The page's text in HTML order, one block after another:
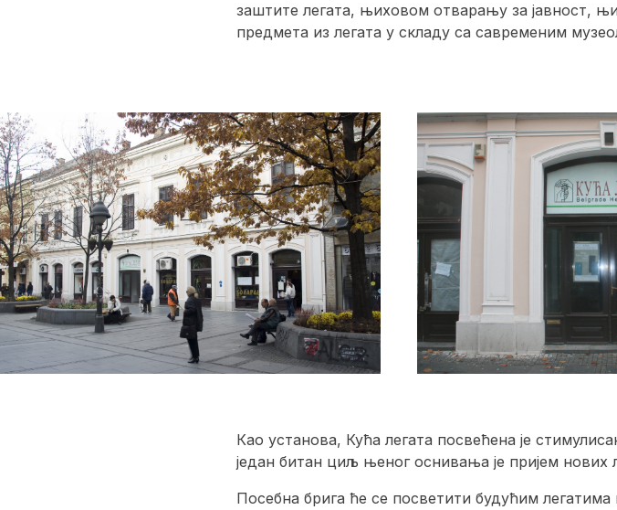
заштите легата, њиховом отварању за јавност,
предмета из легата у складу са савременим
Као установа, Кућа легата посвећена је
један битан циљ њеног оснивања је пријем нових
Посебна брига ће се посветити будућим